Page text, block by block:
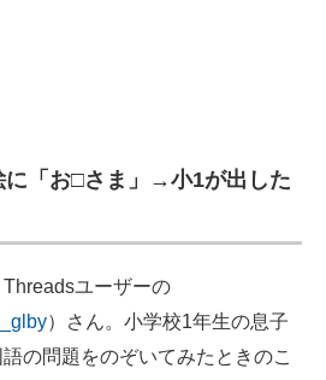
に「お□さま」→小1が出した
ユーザーの
）さん。小学校1年生の息子
の問題をのぞいてみたときのこ